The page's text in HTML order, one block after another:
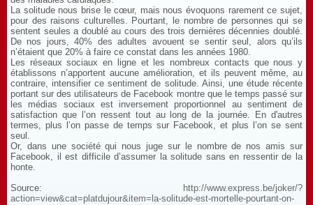
La solitude nous brise le cœur, mais nous évoquons rarement ce sujet,
pour des raisons culturelles. Pourtant, le nombre de personnes qui se
sentent seules a doublé au cours des trois dernières décennies doublé.
De nos jours, 40% des adultes avouent se sentir seul, alors qu’ils
n’étaient que 20% à faire ce constat dans les années 1980.
Les réseaux sociaux en ligne et les nombreux contacts que nous y
établissons n’apportent aucune amélioration, et ils peuvent même, au
contraire, intensifier ce sentiment de solitude. Ainsi, une étude récente
portant sur des utilisateurs de Facebook montre que le temps passé sur
les médias sociaux est inversement proportionnel au sentiment de
satisfaction que l’on ressent tout au long de la journée. En d'autres
termes, plus l’on passe de temps sur Facebook, et plus l’on se sent
seul.
Or, dans une société qui nous juge sur le nombre de nos amis sur
Facebook, il est difficile d’assumer la solitude sans en ressentir de la
honte.
Source:
http://www.express.be/joker/?
action=view&cat=platdujour&item=la-solitude-est-mortelle-pourtant-on-